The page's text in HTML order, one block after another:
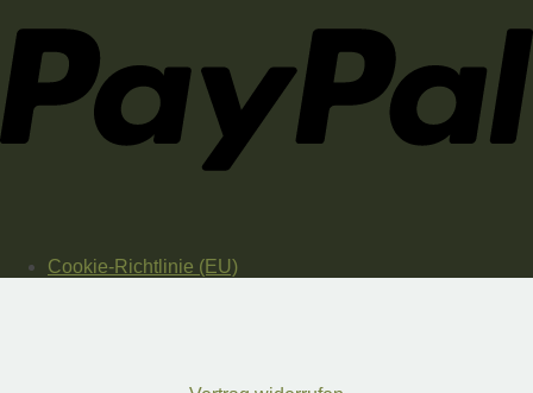
Cookie-Richtlinie (EU)